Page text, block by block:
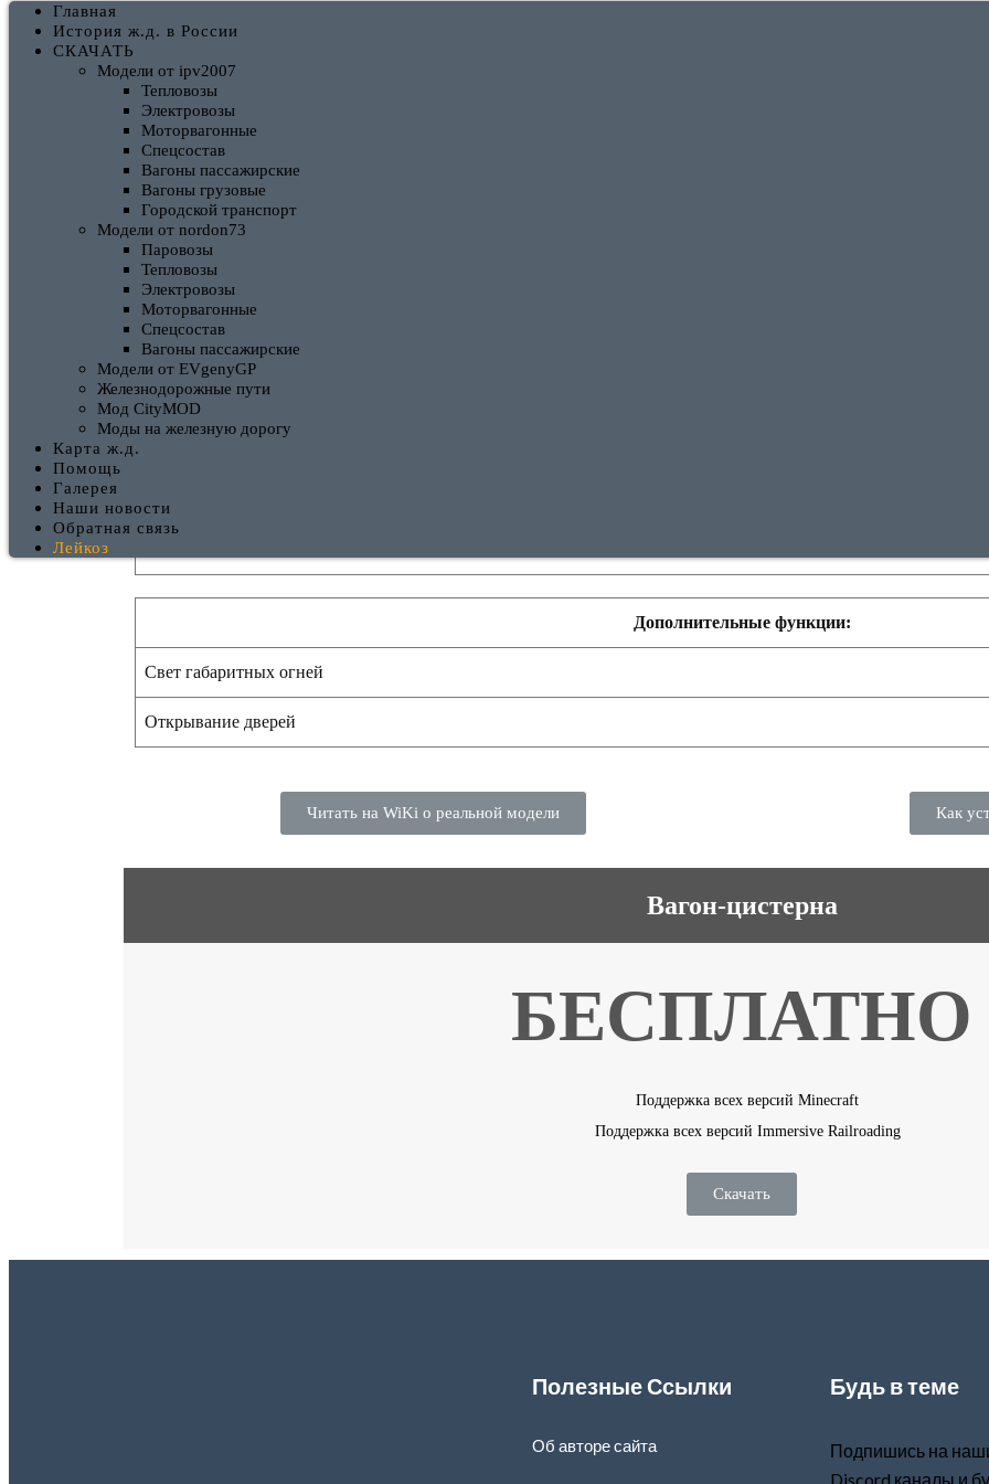
Главная
История ж.д. в России
СКАЧАТЬ
Модели от ipv2007
Тепловозы
Электровозы
Моторвагонные
Спецсостав
Вагоны пассажирские
Вагоны грузовые
Городской транспорт
Модели от nordon73
Паровозы
Тепловозы
Электровозы
Моторвагонные
Спецсостав
Вагоны пассажирские
Модели от EVgenyGP
Железнодорожные пути
Мод CityMOD
Моды на железную дорогу
Карта ж.д.
Помощь
Галерея
Наши новости
Обратная связь
Лейкоз
Вместимость
Дополнительные функции:
Свет габаритных огней
Открывание дверей
Читать на WiKi о реальной модели Как
Вагон-цистерна
БЕСПЛАТНО
Поддержка всех версий Minecraft
Поддержка всех версий Immersive Railroading
Скачать
Полезные Ссылки
Об авторе сайта
Будь в теме
Подпишись на
Discord каналы и